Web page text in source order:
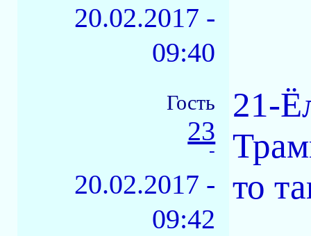
20.02.2017 -
09:40
Гость
23
-
20.02.2017 -
09:42
21-
то